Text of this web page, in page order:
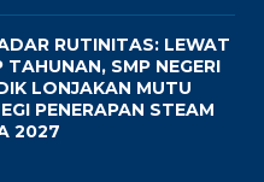
RUTINITAS: LEWAT
SMP NEGERI
LONJAKAN MUTU
PENERAPAN STEAM
2027